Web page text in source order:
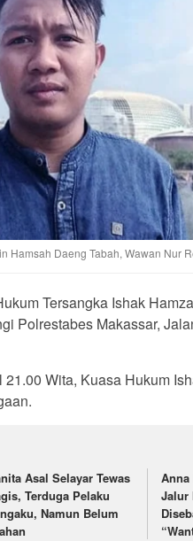
Hamsah Daeng Tabah, Wawan Nur
Tersangka Ishak
Polrestabes Makassar,
Wita, Kuasa Hukum
Asal Selayar Tewas
Terduga Pelaku
Namun Belum
Anna
Jalur